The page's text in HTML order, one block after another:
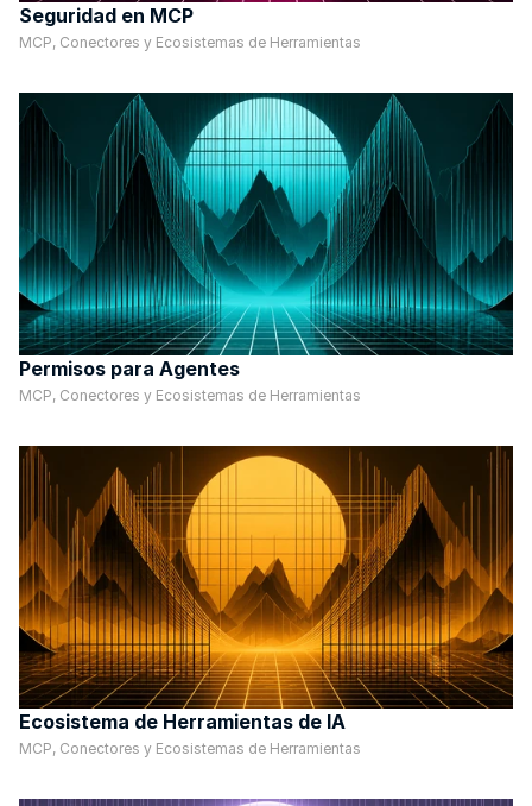
Seguridad en MCP
MCP, Conectores y Ecosistemas de Herramientas
Permisos para Agentes
MCP, Conectores y Ecosistemas de Herramientas
Ecosistema de Herramientas de IA
MCP, Conectores y Ecosistemas de Herramientas